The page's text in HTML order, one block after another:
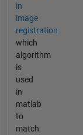
in
image
registration
which
algorithm
is
used
in
matlab
to
match